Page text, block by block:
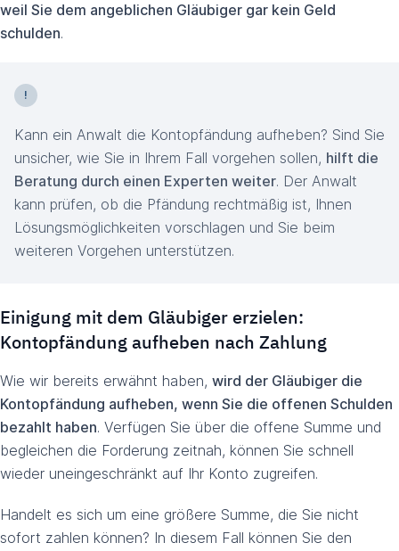
weil Sie dem angeblichen Gläubiger gar kein Geld
schulden.
Kann ein Anwalt die Kontopfändung aufheben? Sind Sie
unsicher, wie Sie in Ihrem Fall vorgehen sollen, hilft die
Beratung durch einen Experten weiter. Der Anwalt
kann prüfen, ob die Pfändung rechtmäßig ist, Ihnen
Lösungsmöglichkeiten vorschlagen und Sie beim
weiteren Vorgehen unterstützen.
Einigung mit dem Gläubiger erzielen:
Kontopfändung aufheben nach Zahlung
Wie wir bereits erwähnt haben, wird der Gläubiger die
Kontopfändung aufheben, wenn Sie die offenen Schulden
bezahlt haben. Verfügen Sie über die offene Summe und
begleichen die Forderung zeitnah, können Sie schnell
wieder uneingeschränkt auf Ihr Konto zugreifen.
Handelt es sich um eine größere Summe, die Sie nicht
sofort zahlen können? In diesem Fall können Sie den